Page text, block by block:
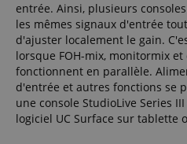
entrée. Ainsi, plusieurs
les mêmes signaux d'entrée
d'ajuster localement le gain.
lorsque FOH-mix, monitormix
fonctionnent en parallèle.
d'entrée et autres fonctions se
une console StudioLive Series
logiciel UC Surface sur tablette